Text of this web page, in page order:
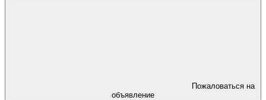
объявление